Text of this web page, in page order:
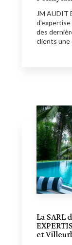
JM AUDIT
d'expertise
des
clients une
La SARL
et